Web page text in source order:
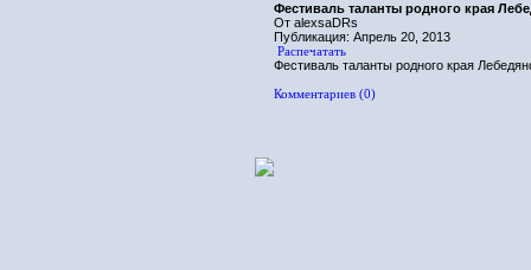
Фестиваль таланты родного края
От alexsaDRs
Публикация: Апрель 20, 2013
Распечатать
Фестиваль таланты родного края
Комментариев (0)